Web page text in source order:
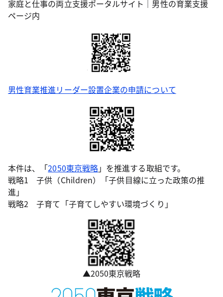
家庭と仕事の両立支援ポータルサイト｜男性の育業支援
ページ内
男性育業推進リーダー設置企業の申請について
本件は、「2050東京戦略」を推進する取組です。
戦略1 子供（Children）「子供目線に立った政策の推
進」
戦略2 子育て「子育てしやすい環境づくり」
▲2050東京戦略